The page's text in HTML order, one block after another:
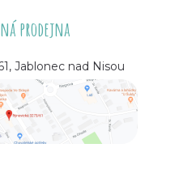
prodejna
Jablonec nad Nisou